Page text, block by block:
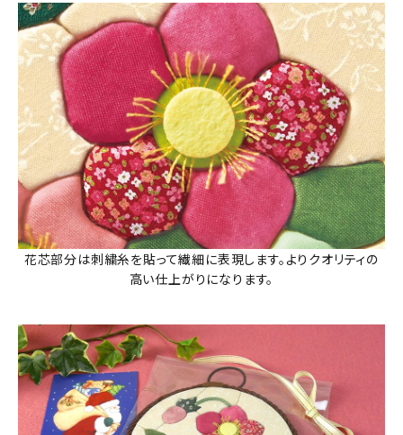
花芯部分は刺繍糸を貼って繊細に表現します。よりクオリティの
高い仕上がりになります。